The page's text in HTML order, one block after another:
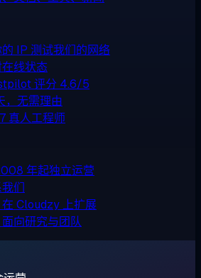
IP 测试我们的网络
线状态
评分 4.6/5
，无需理由
真人工程师
年起独立运营
们
在 Cloudzy 上扩展
面向研究与团队